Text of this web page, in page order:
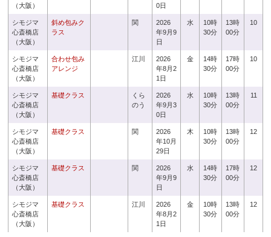
（大阪）
0日
シモジマ
心斎橋店
（大阪）
斜め包みク
ラス
関
2026
年9月9
日
水
10時
30分
13時
00分
10
シモジマ
心斎橋店
（大阪）
合わせ包み
アレンジ
江川
2026
年8月2
1日
金
14時
30分
17時
00分
10
シモジマ
心斎橋店
（大阪）
基礎クラス
くら
のう
2026
年9月3
0日
水
10時
30分
13時
00分
11
シモジマ
心斎橋店
（大阪）
基礎クラス 関
2026
年10月
29日
木
10時
30分
13時
00分
12
シモジマ
心斎橋店
（大阪）
基礎クラス 関
2026
年9月9
日
水
14時
30分
17時
00分
12
シモジマ
心斎橋店
（大阪）
基礎クラス 江川
2026
年8月2
1日
金
10時
30分
13時
00分
12